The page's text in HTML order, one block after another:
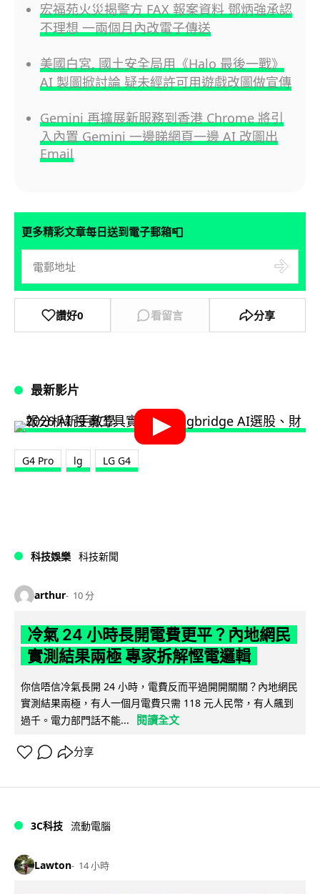
宏福苑火災揭警方 FAX 報案資料 鄧炳強承認
不理想 一兩個月內改電子傳送
美國白宮, 國土安全局用《Halo 最後一戰》
AI 製圖掀討論 疑未經許可用遊戲改圖做宣傳
Gemini 再擴展新服務到香港 Chrome 將引
入內置 Gemini 一邊睇網頁一邊 AI 改圖出
Email
更多精彩文章每日送到電子郵箱📮
讚好0 看留言 分享
最新影片
G4 Pro lg LG G4
科技娛樂 科技新聞
arthur 10 分
冷氣 24 小時長開電費更平？內地網民
實測結果兩極 專家拆解慳電邏輯
你信唔信冷氣長開 24 小時，電費反而平過開開關關？內地網民
實測結果兩極，有人一個月電費只需 118 元人民幣，有人飆到
過千。電力部門話不能...
閱讀全文
分享
3C科技 流動電腦
Lawton 14 小時